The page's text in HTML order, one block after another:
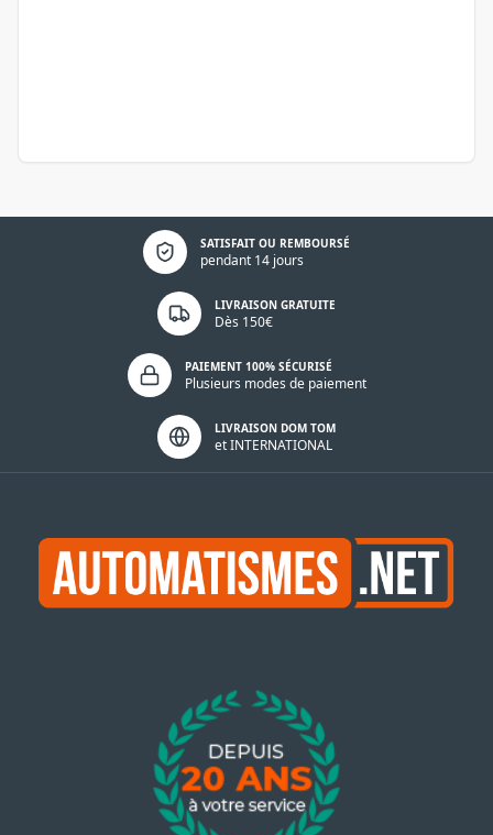
SATISFAIT OU REMBOURSÉ
pendant 14 jours
Politique de confidentialité
LIVRAISON GRATUITE
Dès 150€
PAIEMENT 100% SÉCURISÉ
Plusieurs modes de paiement
LIVRAISON DOM TOM
et INTERNATIONAL